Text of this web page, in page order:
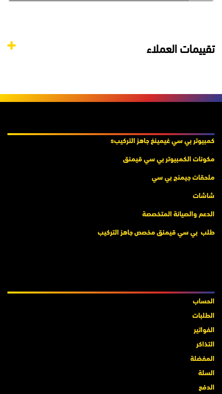
تقييمات العملاء
كمبيوتر بي سي غيمينغ جاهز التركيبs
مكونات الكمبيوتر بي سي قيمنق
ملحقات جيمنج بي سي
شاشات
الدعم والصيانة المتخصصة
طلب بي سي قيمنق مخصص جاهز التركيب
الحساب
الطلبات
الفواتير
التذاكر
المفضلة
السلة
الدفع